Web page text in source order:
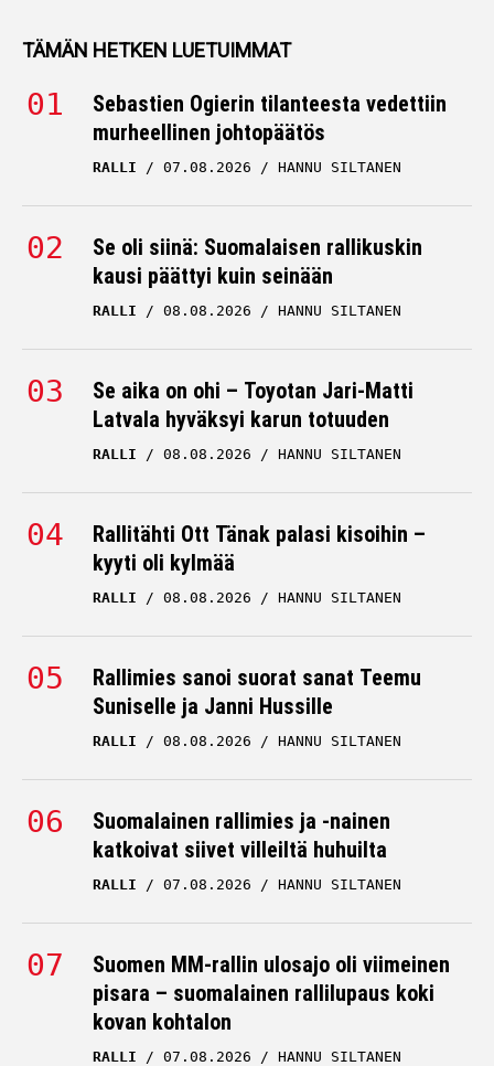
TÄMÄN HETKEN LUETUIMMAT
Sebastien Ogierin tilanteesta vedettiin
murheellinen johtopäätös
RALLI 07.08.2026 HANNU SILTANEN
Se oli siinä: Suomalaisen rallikuskin
kausi päättyi kuin seinään
RALLI 08.08.2026 HANNU SILTANEN
Se aika on ohi – Toyotan Jari-Matti
Latvala hyväksyi karun totuuden
RALLI 08.08.2026 HANNU SILTANEN
Rallitähti Ott Tänak palasi kisoihin –
kyyti oli kylmää
RALLI 08.08.2026 HANNU SILTANEN
Rallimies sanoi suorat sanat Teemu
Suniselle ja Janni Hussille
RALLI 08.08.2026 HANNU SILTANEN
Suomalainen rallimies ja -nainen
katkoivat siivet villeiltä huhuilta
RALLI 07.08.2026 HANNU SILTANEN
Suomen MM-rallin ulosajo oli viimeinen
pisara – suomalainen rallilupaus koki
kovan kohtalon
RALLI 07.08.2026 HANNU SILTANEN